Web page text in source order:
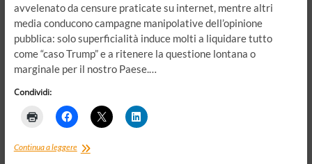
avvelenato da censure praticate su internet, mentre altri
media conducono campagne manipolative dell’opinione
pubblica: solo superficialità induce molti a liquidare tutto
come “caso Trump” e a ritenere la questione lontana o
marginale per il nostro Paese.…
Condividi:
Continua a leggereGoverno